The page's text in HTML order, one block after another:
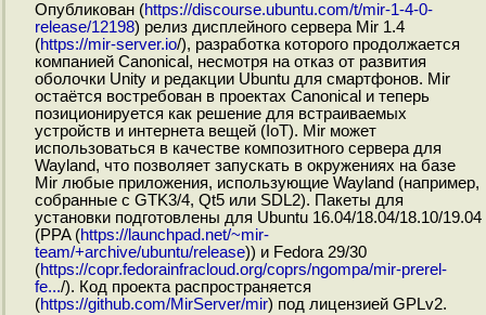
Опубликован (https://discourse.ubuntu.com/t/mir-1-4-0-
release/12198) релиз дисплейного сервера Mir 1.4
(https://mir-server.io/), разработка которого продолжается
компанией Canonical, несмотря на отказ от развития
оболочки Unity и редакции Ubuntu для смартфонов. Mir
остаётся востребован в проектах Canonical и теперь
позиционируется как решение для встраиваемых
устройств и интернета вещей (IoT). Mir может
использоваться в качестве композитного сервера для
Wayland, что позволяет запускать в окружениях на базе
Mir любые приложения, использующие Wayland (например,
собранные с GTK3/4, Qt5 или SDL2). Пакеты для
установки подготовлены для Ubuntu 16.04/18.04/18.10/19.04
(PPA (https://launchpad.net/~mir-
team/+archive/ubuntu/release)) и Fedora 29/30
(https://copr.fedorainfracloud.org/coprs/ngompa/mir-prerel-
fe.../). Код проекта распространяется
(https://github.com/MirServer/mir) под лицензией GPLv2.